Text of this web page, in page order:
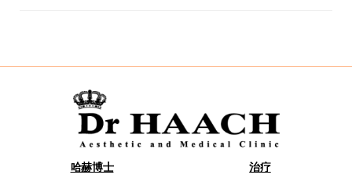
哈赫博士 治疗